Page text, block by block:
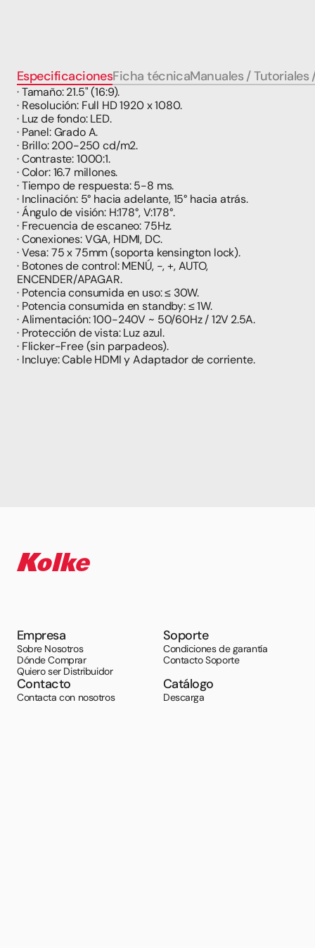
EspecificacionesFicha técnicaManuales / Tutoriales
· Tamaño: 21.5" (16:9).
· Resolución: Full HD 1920 x 1080.
· Luz de fondo: LED.
· Panel: Grado A.
· Brillo: 200-250 cd/m2.
· Contraste: 1000:1.
· Color: 16.7 millones.
· Tiempo de respuesta: 5-8 ms.
· Inclinación: 5° hacia adelante, 15° hacia atrás.
· Ángulo de visión: H:178°, V:178°.
· Frecuencia de escaneo: 75Hz.
· Conexiones: VGA, HDMI, DC.
· Vesa: 75 x 75mm (soporta kensington lock).
· Botones de control: MENÚ, -, +, AUTO,
ENCENDER/APAGAR.
· Potencia consumida en uso: ≤ 30W.
· Potencia consumida en standby: ≤ 1W.
· Alimentación: 100-240V ~ 50/60Hz / 12V 2.5A.
· Protección de vista: Luz azul.
· Flicker-Free (sin parpadeos).
· Incluye: Cable HDMI y Adaptador de corriente.
Empresa
Sobre Nosotros
Dónde Comprar
Quiero ser Distribuidor
Soporte
Condiciones de garantía
Contacto Soporte
Contacto
Contacta con nosotros
Catálogo
Descarga